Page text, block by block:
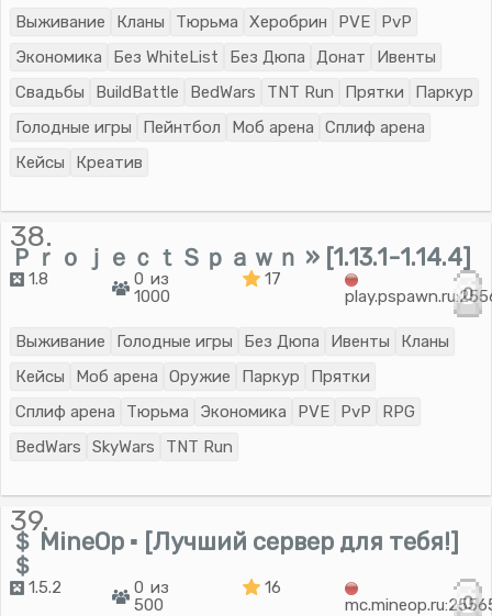
Выживание Кланы Тюрьма Херобрин PVE
PvP
Экономика
Без WhiteList Без Дюпа Донат
Ивенты
Свадьбы
BuildBattle BedWars TNT Run Прятки
Паркур
Голодные игры
Пейнтбол Моб арена
Сплиф арена
Кейсы
Креатив
38.
ＰｒｏｊｅｃｔＳｐａｗｎ » [1.13.1-1.14.4]
1.8
0 из
1000
17
0
Выживание Голодные игры Без Дюпа Ивенты
Кланы
Кейсы
Моб арена Оружие Паркур
Прятки
Сплиф арена
Тюрьма Экономика PVE PvP
RPG
BedWars
SkyWars TNT Run
39.
＄ MineOp ▪ [Лучший сервер для тебя!]
＄
1.5.2
0 из
500
16
0